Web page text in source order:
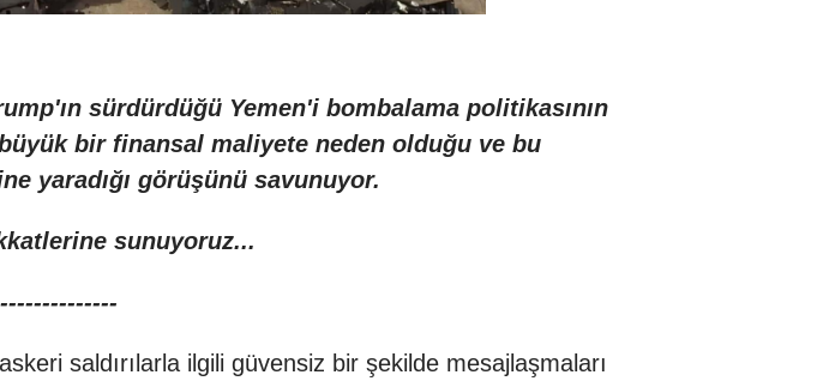
sürdürdüğü Yemen'i bombalama politikasının
bir finansal maliyete neden olduğu ve bu
yaradığı görüşünü savunuyor.
sunuyoruz...
saldırılarla ilgili güvensiz bir şekilde mesajlaşmaları